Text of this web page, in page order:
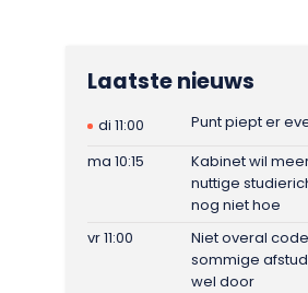
Laatste nieuws
di 11:00
Punt piept er
ma 10:15
Kabinet wil
nuttige
nog niet hoe
vr 11:00
Niet overal
sommige
wel door